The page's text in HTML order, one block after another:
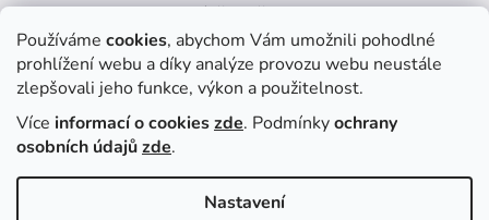
Používáme cookies, abychom Vám umožnili pohodlné
prohlížení webu a díky analýze provozu webu neustále
zlepšovali jeho funkce, výkon a použitelnost.
Více informací o cookieszde. Podmínkyochrany
osobních údajůzde.
Nastavení
Kojenecká čepička DINO
Hodnocení produktu je 5 z 5 hvězdiček.
| Ivana Marková
Krásné
Facebook